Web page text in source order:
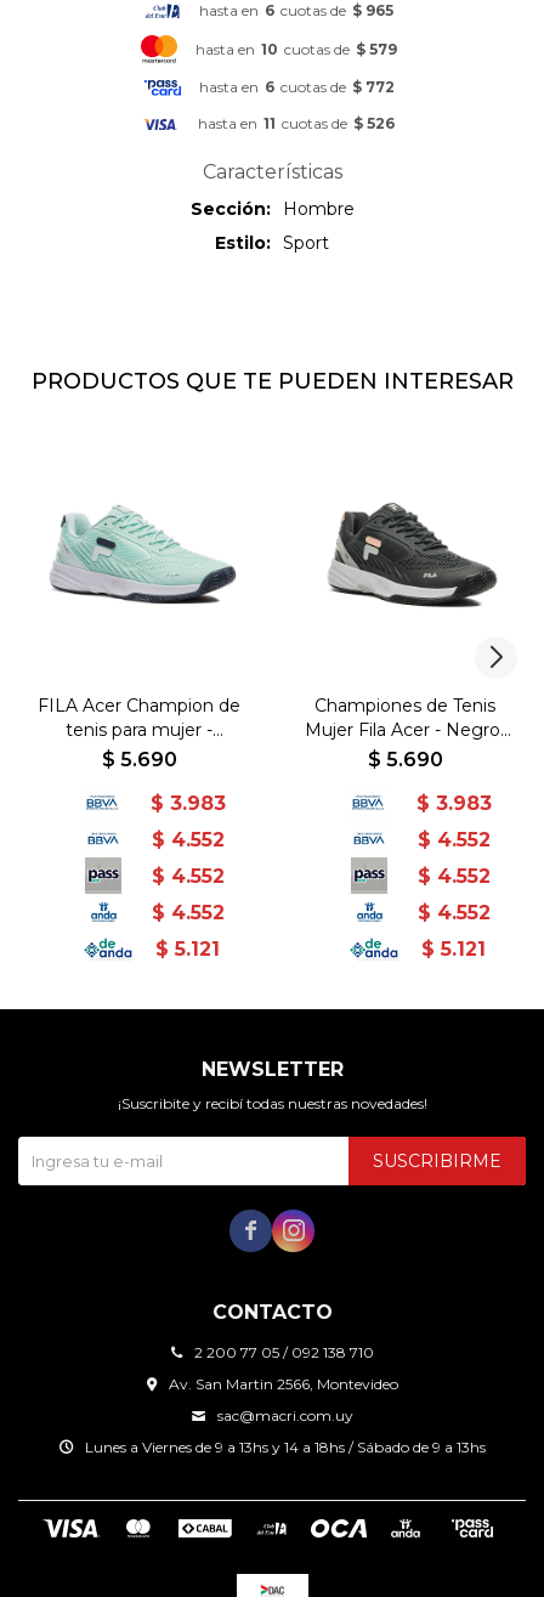
hasta en 6 cuotas de $ 965
hasta en 10 cuotas de $ 579
hasta en 6 cuotas de $ 772
hasta en 11 cuotas de $ 526
Características
Sección
Hombre
Estilo
Sport
PRODUCTOS QUE TE PUEDEN INTERESAR
FILA Acer Champion de
tenis para mujer -
Aguamarina/Blanco -
$ 5.690
$ 3.983
$ 4.552
$ 4.552
$ 4.552
$ 5.121
Championes de Tenis
Mujer Fila Acer - Negro-
Plata
$ 5.690
$ 3.983
$ 4.552
$ 4.552
$ 4.552
$ 5.121
CONTACTO
2 200 77 05 / 092 138 710
Av. San Martin 2566, Montevideo
sac@macri.com.uy
Lunes a Viernes de 9 a 13hs y 14 a 18hs / Sábado de 9 a 13hs
NEWSLETTER
¡Suscribite y recibí todas nuestras novedades!
SUSCRIBIRME
 